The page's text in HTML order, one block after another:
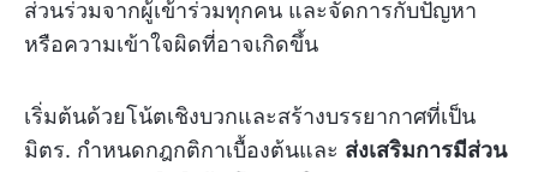
ส่วนร่วมจากผู้เข้าร่วมทุกคน และจัดการกับปัญหา
หรือความเข้าใจผิดที่อาจเกิดขึ้น
เริ่มต้นด้วยโน้ตเชิงบวกและสร้างบรรยากาศที่เป็น
มิตร. กำหนดกฎกติกาเบื้องต้นและ ส่งเสริมการมีส่วน